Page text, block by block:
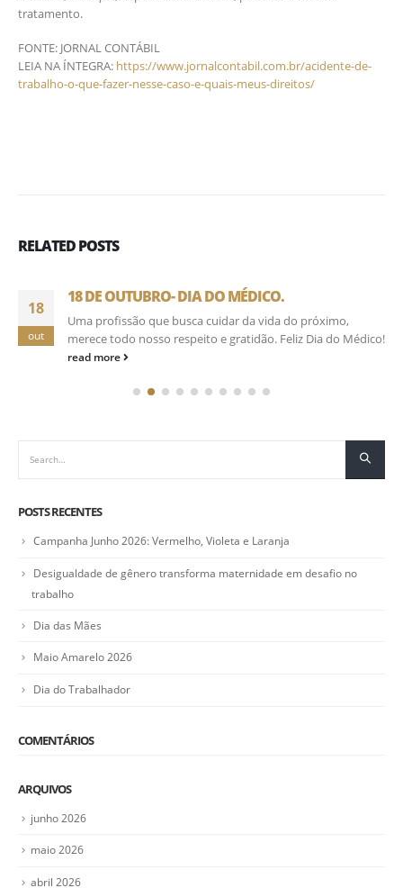
tratamento.
FONTE: JORNAL CONTÁBIL
LEIA NA ÍNTEGRA: https://www.jornalcontabil.com.br/acidente-de-
trabalho-o-que-fazer-nesse-caso-e-quais-meus-direitos/
RELATEDPOSTS
18
out
18 DE OUTUBRO- DIA DO MÉDICO.
Uma profissão que busca cuidar da vida do próximo,
merece todo nosso respeito e gratidão. Feliz Dia do Médico!
read more
POSTS RECENTES
Campanha Junho 2026: Vermelho, Violeta e Laranja
Desigualdade de gênero transforma maternidade em desafio no
trabalho
Dia das Mães
Maio Amarelo 2026
Dia do Trabalhador
COMENTÁRIOS
ARQUIVOS
junho 2026
maio 2026
abril 2026